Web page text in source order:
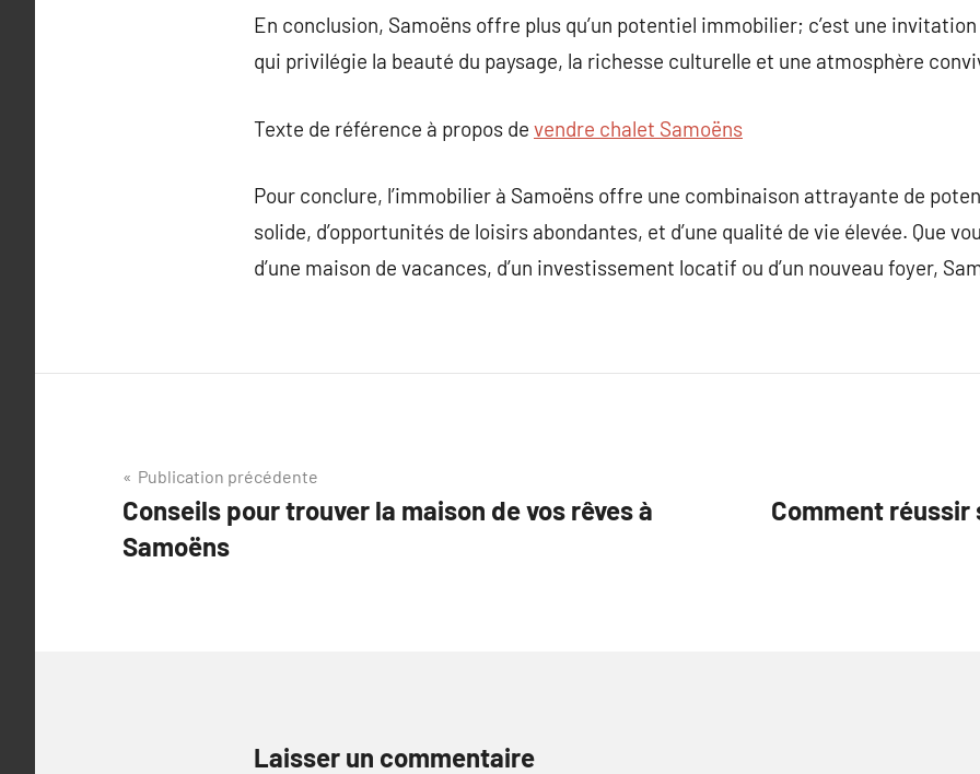
En conclusion, Samoëns offre plus qu’un potentiel immobilier; c’est une
qui privilégie la beauté du paysage, la richesse culturelle et une atmosphère
Texte de référence à propos de vendre chalet Samoëns
Pour conclure, l’immobilier à Samoëns offre une combinaison attrayante de
solide, d’opportunités de loisirs abondantes, et d’une qualité de vie élevée. Que
d’une maison de vacances, d’un investissement locatif ou d’un nouveau foyer,
Navigation
de
l’article
Publication précédente
Conseils pour trouver la maison de vos rêves à
Samoëns
Comment
Laisser un commentaire